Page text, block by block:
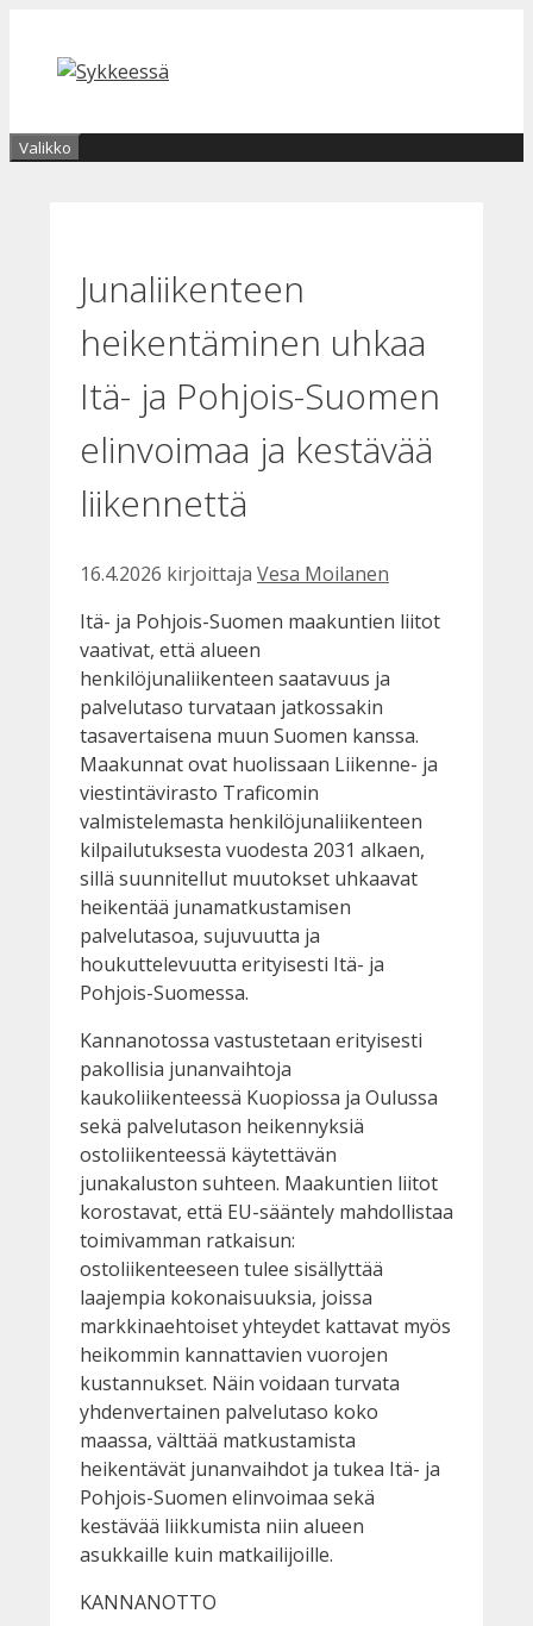
sisältöön
Valikko
Junaliikenteen
heikentäminen uhkaa
Itä- ja Pohjois-Suomen
elinvoimaa ja kestävää
liikennettä
16.4.2026 kirjoittaja Vesa Moilanen
Itä- ja Pohjois-Suomen maakuntien liitot
vaativat, että alueen
henkilöjunaliikenteen saatavuus ja
palvelutaso turvataan jatkossakin
tasavertaisena muun Suomen kanssa.
Maakunnat ovat huolissaan Liikenne- ja
viestintävirasto Traficomin
valmistelemasta henkilöjunaliikenteen
kilpailutuksesta vuodesta 2031 alkaen,
sillä suunnitellut muutokset uhkaavat
heikentää junamatkustamisen
palvelutasoa, sujuvuutta ja
houkuttelevuutta erityisesti Itä- ja
Pohjois-Suomessa.
Kannanotossa vastustetaan erityisesti
pakollisia junanvaihtoja
kaukoliikenteessä Kuopiossa ja Oulussa
sekä palvelutason heikennyksiä
ostoliikenteessä käytettävän
junakaluston suhteen. Maakuntien liitot
korostavat, että EU-sääntely mahdollistaa
toimivamman ratkaisun:
ostoliikenteeseen tulee sisällyttää
laajempia kokonaisuuksia, joissa
markkinaehtoiset yhteydet kattavat myös
heikommin kannattavien vuorojen
kustannukset. Näin voidaan turvata
yhdenvertainen palvelutaso koko
maassa, välttää matkustamista
heikentävät junanvaihdot ja tukea Itä- ja
Pohjois-Suomen elinvoimaa sekä
kestävää liikkumista niin alueen
asukkaille kuin matkailijoille.
KANNANOTTO